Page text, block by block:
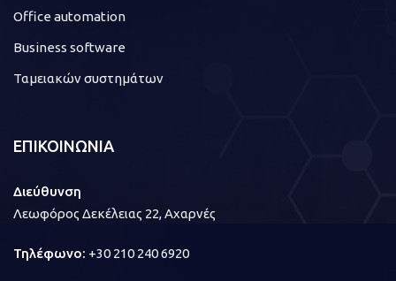
Office automation
Business software
Ταμειακών συστημάτων
ΕΠΙΚΟΙΝΩΝΙΑ
Διεύθυνση
Λεωφόρος Δεκέλειας 22, Αχαρνές
Τηλέφωνο: +30 210 240 6920